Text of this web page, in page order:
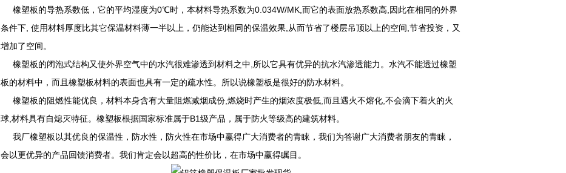
橡塑板的导热系数低，它的平均湿度为0℃时，本材料导热系数为0.034W/MK,而它的表面放热系数高,因此在相同的外界
条件下, 使用材料厚度比其它保温材料薄一半以上，仍能达到相同的保温效果,从而节省了楼层吊顶以上的空间,节省投资，又
增加了空间。
橡塑板的闭泡式结构又使外界空气中的水汽很难渗透到材料之中,所以它具有优异的抗水汽渗透能力。水汽不能透过橡塑
板的材料中，而且橡塑板材料的表面也具有一定的疏水性。所以说橡塑板是很好的防水材料。
橡塑板的阻燃性能优良，材料本身含有大量阻燃减烟成份,燃烧时产生的烟浓度极低,而且遇火不熔化,不会滴下着火的火
球,材料具有自熄灭特征。橡塑板根据国家标准属于B1级产品，属于防火等级高的建筑材料。
我厂橡塑板以其优良的保温性，防水性，防火性在市场中赢得广大消费者的青睐，我们为答谢广大消费者朋友的青睐，
会以更优异的产品回馈消费者。我们肯定会以超高的性价比，在市场中赢得瞩目。